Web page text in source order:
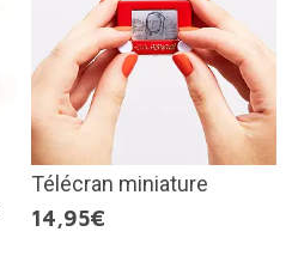
Télécran miniature
14,95€